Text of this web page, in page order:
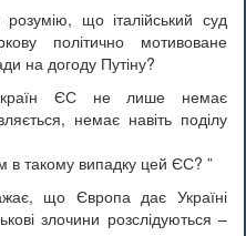
що італійський суд
політично мотивоване
на догоду Путіну?
ЄС не лише немає
немає навіть поділу
в такому випадку цей ЄС? ”
що Європа дає Україні
злочини розслідуються –